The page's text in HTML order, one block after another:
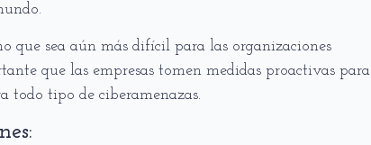
que sea aún más difícil para las organizaciones
que las empresas tomen medidas proactivas para
todo tipo de ciberamenazas.